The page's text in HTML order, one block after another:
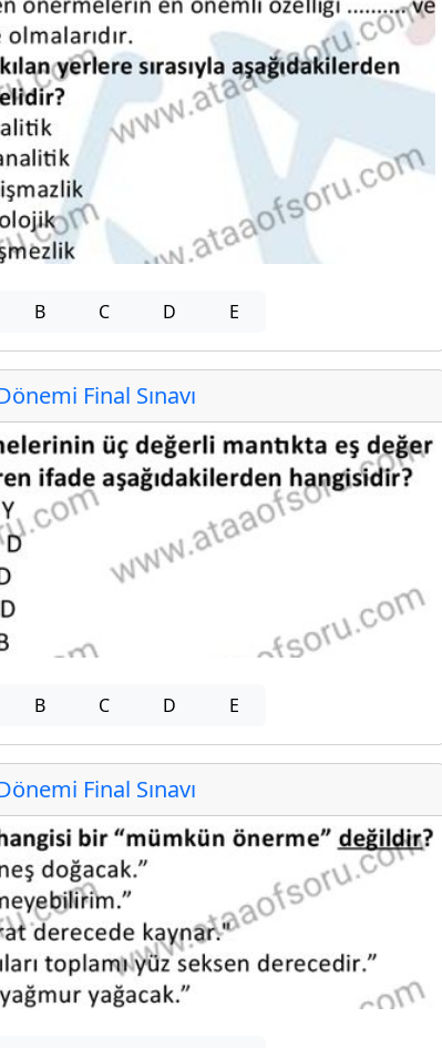
B C D E
Final Sınavı
B C D E
Final Sınavı